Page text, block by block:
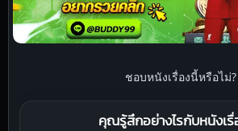
ชอบหนังเรื่องนี้หรือไม่?
คุณรู้สึกอย่างไรกับหนังเรื่